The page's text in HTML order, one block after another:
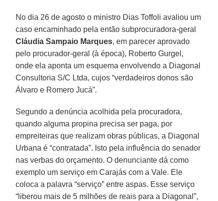
No dia 26 de agosto o ministro Dias Toffoli avaliou um
caso encaminhado pela então subprocuradora-geral
Cláudia Sampaio Marques, em parecer aprovado
pelo procurador-geral (à época), Roberto Gurgel,
onde ela aponta um esquema envolvendo a Diagonal
Consultoria S/C Ltda, cujos “verdadeiros donos são
Álvaro e Romero Jucá”.
Segundo a denúncia acolhida pela procuradora,
quando alguma propina precisa ser paga, por
empreiteiras que realizam obras públicas, a Diagonal
Urbana é “contratada”. Isto pela influência do senador
nas verbas do orçamento. O denunciante dá como
exemplo um serviço em Carajás com a Vale. Ele
coloca a palavra “serviço” entre aspas. Esse serviço
“liberou mais de 5 milhões de reais para a Diagonal”,